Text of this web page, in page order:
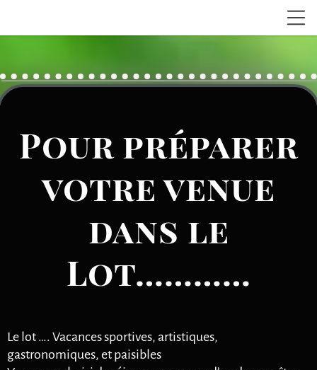
Pour préparer
votre venue
dans le
Lot…………
Le lot …. Vacances sportives, artistiques,
gastronomiques, et paisibles